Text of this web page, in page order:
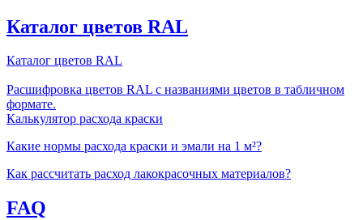
Каталог цветов RAL
Каталог цветов RAL
Расшифровка цветов RAL с названиями цветов в табличном
формате.
Калькулятор расхода краски
Какие нормы расхода краски и эмали на 1 м²?
Как рассчитать расход лакокрасочных материалов?
FAQ